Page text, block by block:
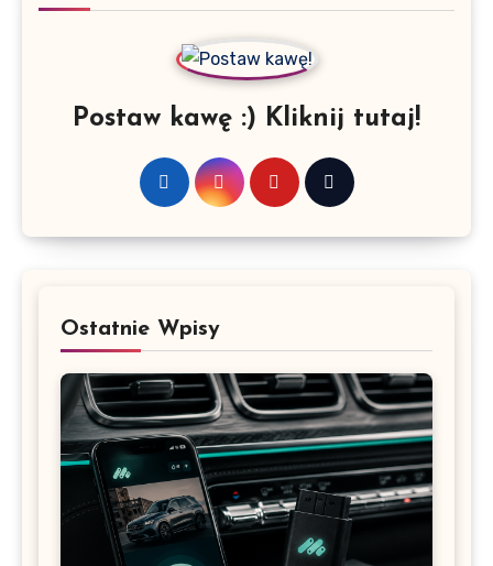
Postaw kawę :) Kliknij tutaj!
Ostatnie Wpisy